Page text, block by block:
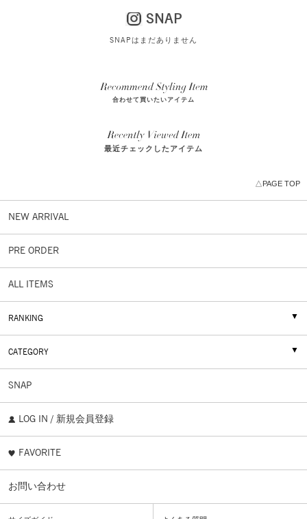
SNAP
SNAPはまだありません
合わせて買いたいアイテム
最近チェックしたアイテム
△PAGE TOP
NEW ARRIVAL
PRE ORDER
ALL ITEMS
RANKING
CATEGORY
SNAP
LOG IN / 新規会員登録
FAVORITE
お問い合わせ